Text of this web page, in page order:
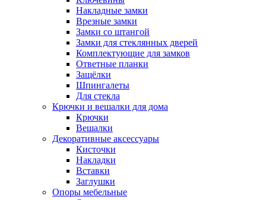
Накладные замки
Врезные замки
Замки со штангой
Замки для стеклянных дверей
Комплектующие для замков
Ответные планки
Защёлки
Шпингалеты
Для стекла
Крючки и вешалки для дома
Крючки
Вешалки
Декоративные аксессуары
Кисточки
Накладки
Вставки
Заглушки
Опоры мебельные